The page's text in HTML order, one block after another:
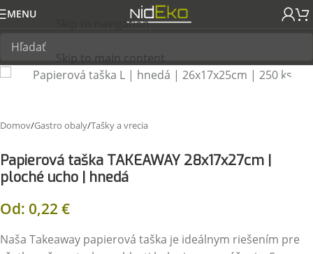
Skip to navigation
Skip to main content
MENU
Domov/Gastro obaly/Tašky a vrecia
Papierová taška TAKEAWAY 28x17x27cm |
ploché ucho | hnedá
Od: 0,22 €
Naša Takeaway papierová taška je ideálnym riešením pre